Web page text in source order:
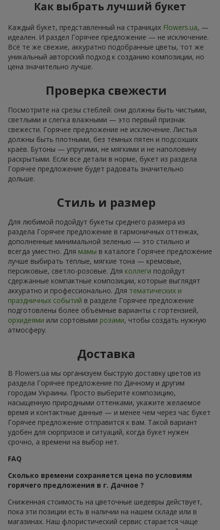
Как выбрать лучший букет
Каждый букет, представленный на страницах Flowers.ua, —
идеален. И раздел Горячее предложение — не исключение.
Всё те же свежие, аккуратно подобранные цветы, тот же
уникальный авторский подход к созданию композиции, но
цена значительно лучше.
Проверка свежести
Посмотрите на срезы стеблей: они должны быть чистыми,
светлыми и слегка влажными — это первый признак
свежести. Горячее предложение не исключение. Листья
должны быть плотными, без тёмных пятен и подсохших
краёв. Бутоны — упругими, не мягкими и не наполовину
раскрытыми. Если все детали в норме, букет из раздела
Горячее предложение будет радовать значительно
дольше.
Стиль и размер
Для любимой подойдут букеты среднего размера из
раздела Горячее предложение в гармоничных оттенках,
дополненные минимальной зеленью — это стильно и
всегда уместно. Для мамы в каталоге Горячее предложение
лучше выбирать тёплые, мягкие тона — кремовые,
персиковые, светло-розовые. Для коллеги подойдут
сдержанные компактные композиции, которые выглядят
аккуратно и профессионально. Для тематических и
праздничных событий в разделе Горячее предложение
подготовлены более объёмные варианты с гортензией,
орхидеями или сортовыми розами, чтобы создать нужную
атмосферу.
Доставка
В Flowers.ua мы организуем быструю доставку цветов из
раздела Горячее предложение по Дачному и другим
городам Украины. Просто выберите композицию,
насыщенную природными оттенками, укажите желаемое
время и контактные данные — и менее чем через час букет
Горячее предложение отправится к вам. Такой вариант
удобен для сюрпризов и ситуаций, когда букет нужен
срочно, а времени на выбор нет.
FAQ
Сколько времени сохраняется цена по условиям
горячего предложения в г. Дачное ?
Сниженная стоимость на цветочные шедевры действует,
пока эти позиции есть в наличии на нашем складе или в
магазинах. Наш флористический сервис старается чаще